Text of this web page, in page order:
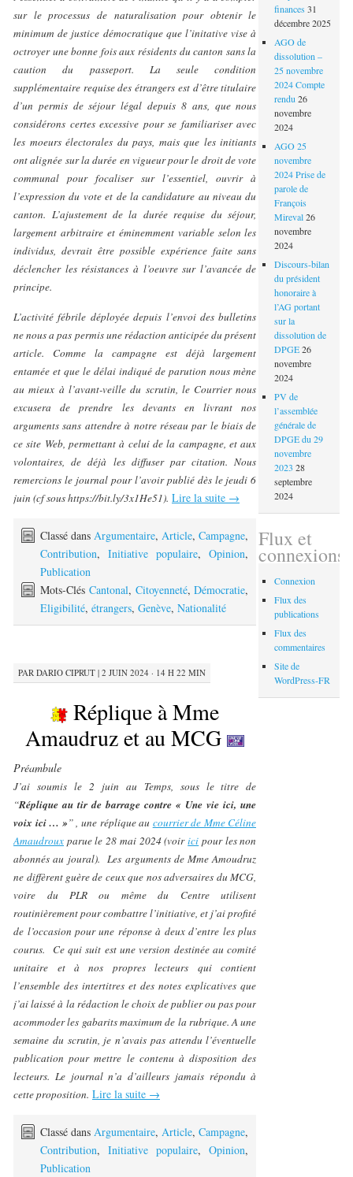
sur le processus de naturalisation pour obtenir le
minimum de justice démocratique que l’initative vise à
octroyer une bonne fois aux résidents du canton sans la
caution du passeport. La seule condition
supplémentaire requise des étrangers est d’être titulaire
d’un permis de séjour légal depuis 8 ans, que nous
considérons certes excessive pour se familiariser avec
les moeurs électorales du pays, mais que les initiants
ont alignée sur la durée en vigueur pour le droit de vote
communal pour focaliser sur l’essentiel, ouvrir à
l’expression du vote et de la candidature au niveau du
canton. L’ajustement de la durée requise du séjour,
largement arbitraire et éminemment variable selon les
individus, devrait être possible expérience faite sans
déclencher les résistances à l’oeuvre sur l’avancée de
principe.
L’activité fébrile déployée depuis l’envoi des bulletins
ne nous a pas permis une rédaction anticipée du présent
article. Comme la campagne est déjà largement
entamée et que le délai indiqué de parution nous mène
au mieux à l’avant-veille du scrutin, le Courrier nous
excusera de prendre les devants en livrant nos
arguments sans attendre à notre réseau par le biais de
ce site Web, permettant à celui de la campagne, et aux
volontaires, de déjà les diffuser par citation. Nous
remercions le journal pour l’avoir publié dès le jeudi 6
juin (cf sous https://bit.ly/3x1He51). Lire la suite →
Classé dansArgumentaire,Article,Campagne,
Contribution,Initiative populaire,Opinion,
Publication
Mots-Clés Cantonal, Citoyenneté,Démocratie,
Eligibilité,étrangers,Genève,Nationalité
PAR DARIO CIPRUT |2 JUIN 2024 · 14 H 22 MIN
Réplique à Mme
Amaudruz et au MCG
Préambule
J’ai soumis le 2 juin au Temps, sous le titre de
“Réplique au tir de barrage contre « Une vie ici, une
voix ici … »” , une réplique au courrier de Mme Céline
Amaudroux parue le 28 mai 2024 (voirici pour les non
abonnés au joural). Les arguments de Mme Amoudruz
ne diffèrent guère de ceux que nos adversaires du MCG,
voire du PLR ou même du Centre utilisent
routinièrement pour combattre l’initiative, et j’ai profité
de l’occasion pour une réponse à deux d’entre les plus
courus. Ce qui suit est une version destinée au comité
unitaire et à nos propres lecteurs qui contient
l’ensemble des intertitres et des notes explicatives que
j’ai laissé à la rédaction le choix de publier ou pas pour
acommoder les gabarits maximum de la rubrique. A une
semaine du scrutin, je n’avais pas attendu l’éventuelle
publication pour mettre le contenu à disposition des
lecteurs. Le journal n’a d’ailleurs jamais répondu à
cette proposition. Lire la suite →
Classé dans Argumentaire, Article,Campagne,
Contribution,Initiative populaire,Opinion,
Publication
finances 31
décembre 2025
AGO de
dissolution –
25 novembre
2024 Compte
rendu 26
novembre
2024
AGO 25
novembre
2024 Prise de
parole de
François
Mireval 26
novembre
2024
Discours-bilan
du président
honoraire à
l’AG portant
sur la
dissolution de
DPGE 26
novembre
2024
PV de
l’assemblée
générale de
DPGE du 29
novembre
2023 28
septembre
2024
Flux et
connexions
Connexion
Flux des
publications
Flux des
commentaires
Site de
WordPress-FR